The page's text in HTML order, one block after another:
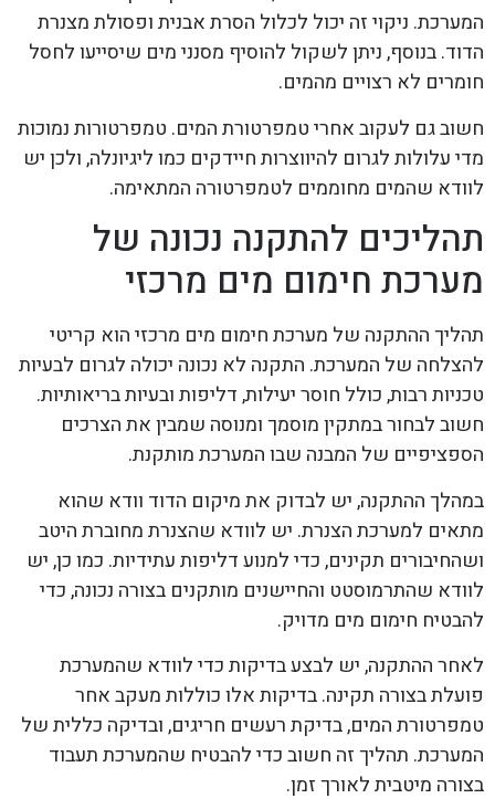
המערכת. ניקוי זה יכול לכלול הסרת אבנית ופסולת מצנרת
הדוד. בנוסף, ניתן לשקול להוסיף מסנני מים שיסייעו לחסל
חומרים לא רצויים מהמים.
חשוב גם לעקוב אחרי טמפרטורת המים. טמפרטורות נמוכות
מדי עלולות לגרום להיווצרות חיידקים כמו ליגיונלה, ולכן יש
לוודא שהמים מחוממים לטמפרטורה המתאימה.
תהליכים להתקנה נכונה של
מערכת חימום מים מרכזי
תהליך ההתקנה של מערכת חימום מים מרכזי הוא קריטי
להצלחה של המערכת. התקנה לא נכונה יכולה לגרום לבעיות
טכניות רבות, כולל חוסר יעילות, דליפות ובעיות בריאותיות.
חשוב לבחור במתקין מוסמך ומנוסה שמבין את הצרכים
הספציפיים של המבנה שבו המערכת מותקנת.
במהלך ההתקנה, יש לבדוק את מיקום הדוד וודא שהוא
מתאים למערכת הצנרת. יש לוודא שהצנרת מחוברת היטב
ושהחיבורים תקינים, כדי למנוע דליפות עתידיות. כמו כן, יש
לוודא שהתרמוסטט והחיישנים מותקנים בצורה נכונה, כדי
להבטיח חימום מים מדויק.
לאחר ההתקנה, יש לבצע בדיקות כדי לוודא שהמערכת
פועלת בצורה תקינה. בדיקות אלו כוללות מעקב אחר
טמפרטורת המים, בדיקת רעשים חריגים, ובדיקה כללית של
המערכת. תהליך זה חשוב כדי להבטיח שהמערכת תעבוד
בצורה מיטבית לאורך זמן.